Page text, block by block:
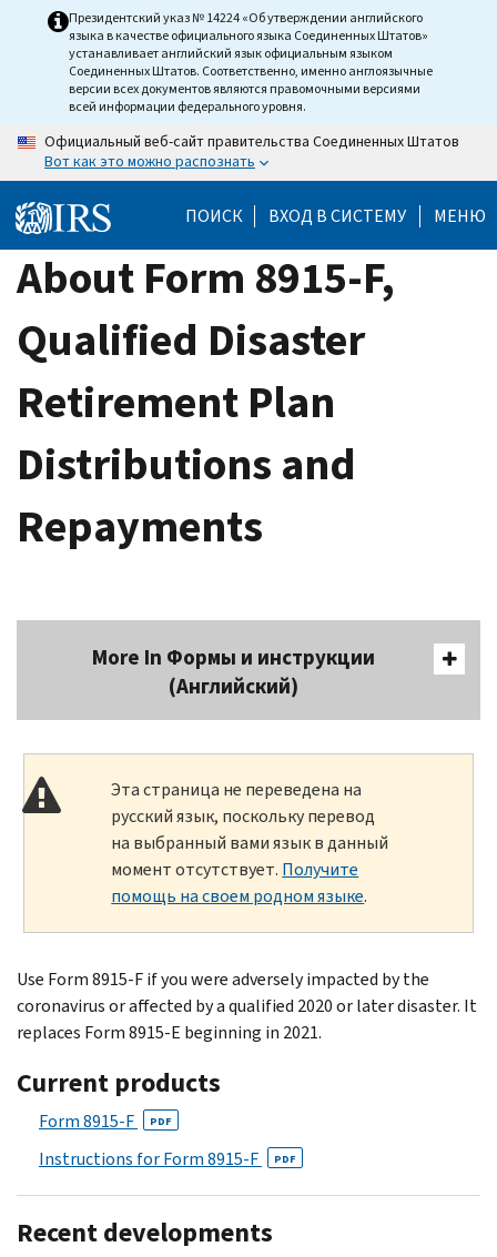
Президентский указ № 14224 «Об утверждении английского
языка в качестве официального языка Соединенных Штатов»
устанавливает английский язык официальным языком
Соединенных Штатов. Соответственно, именно англоязычные
версии всех документов являются правомочными версиями
всей информации федерального уровня.
Официальный веб-сайт правительства Соединенных Штатов
Вот как это можно распознать
ПОИСК ВХОД В СИСТЕМУ МЕНЮ
About Form 8915-F,
Qualified Disaster
Retirement Plan
Distributions and
Repayments
More In Формы и инструкции
(Английский)
Эта страница не переведена на
русский язык, поскольку перевод
на выбранный вами язык в данный
момент отсутствует. Получите
помощь на своем родном языке.
Use Form 8915-F if you were adversely impacted by the
coronavirus or affected by a qualified 2020 or later disaster. It
replaces Form 8915-E beginning in 2021.
Current products
Form 8915-F PDF
Instructions for Form 8915-F PDF
Recent developments